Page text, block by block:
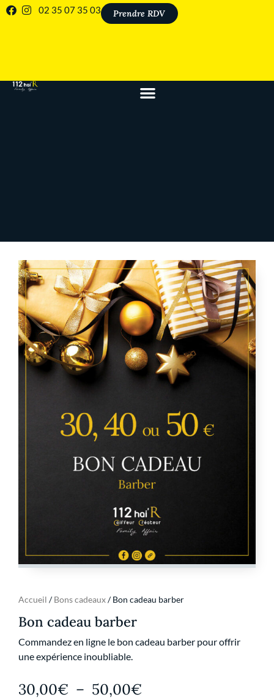
02 35 07 35 03 Prendre RDV
Accueil /Bons cadeaux/ Bon cadeau barber
Bon cadeau barber
Commandez en ligne le bon cadeau barber pour offrir
une expérience inoubliable.
30,00€ – 50,00€